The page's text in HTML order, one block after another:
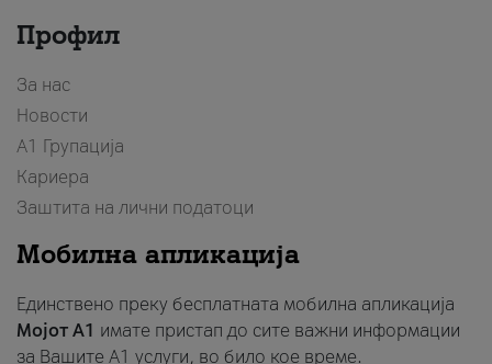
Профил
За нас
Новости
А1 Групација
Кариера
Заштита на лични податоци
Мобилна апликација
Единствено преку бесплатната мобилна апликација
Мојот A1 имате пристап до сите важни информации
за Вашите A1 услуги, во било кое време.